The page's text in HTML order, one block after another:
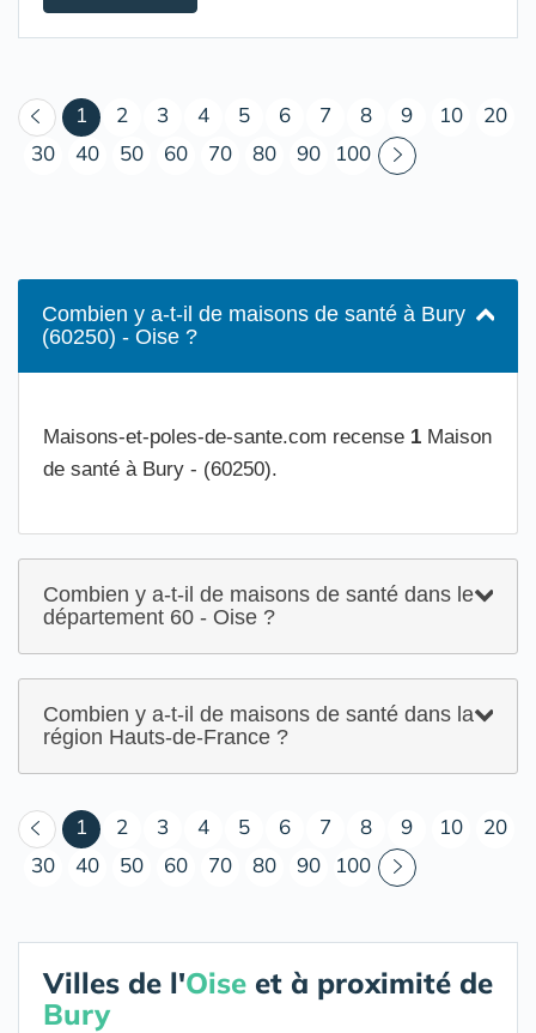
1 (courant)
2 3 4 5 6 7 8 9 10
20
30
40 50 60 70 80 90 100
Combien y a-t-il de maisons de santé à Bury
(60250) - Oise ?
Maisons-et-poles-de-sante.com recense 1 Maison
de santé à Bury - (60250).
Combien y a-t-il de maisons de santé dans le
département 60 - Oise ?
Combien y a-t-il de maisons de santé dans la
région Hauts-de-France ?
1 (courant)
2 3 4 5 6 7 8 9 10
20
30
40 50 60 70 80 90 100
Villes de l'Oise et à proximité de
Bury